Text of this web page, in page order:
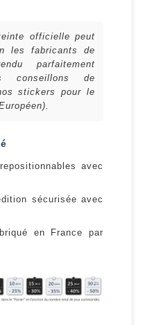
officielle peut
les fabricants de
parfaitement
conseillons de
stickers pour le
avec
sécurisée avec
en France par